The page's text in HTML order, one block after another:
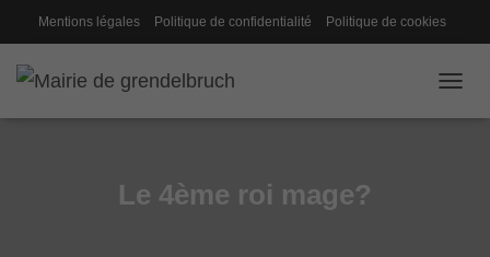
Mentions légales Politique de confidentialité Politique de cookies
Le 4ème roi mage?